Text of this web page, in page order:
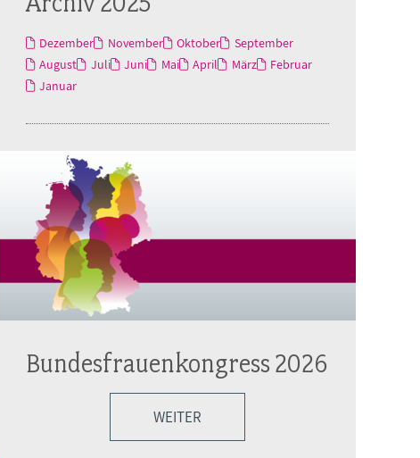
Dezember November Oktober
September
August
Juli Juni Mai April März
Februar
Januar
Bundesfrauenkongress 2026
WEITER